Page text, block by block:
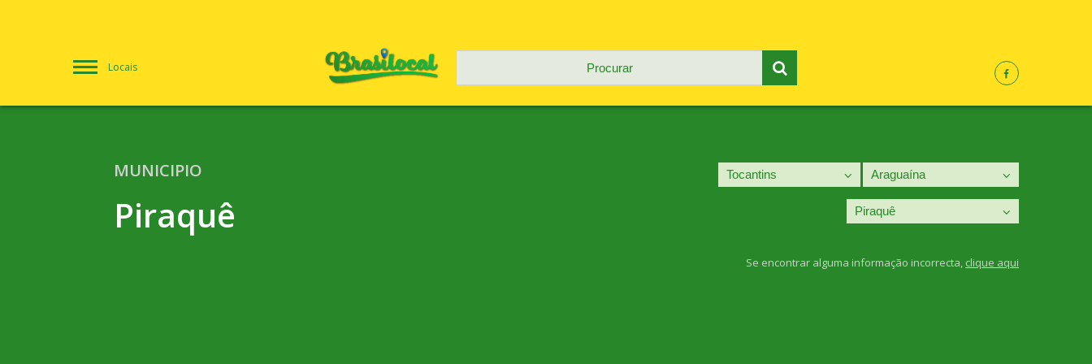
Locais
MUNICIPIO
Piraquê
Se encontrar alguma informação incorrecta, clique aqui